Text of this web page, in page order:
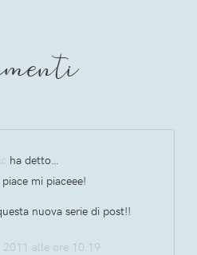
ha detto…
mi piaceee!
nuova serie di post!!
alle ore 10:19